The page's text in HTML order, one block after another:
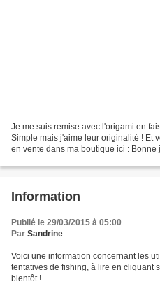
Je me suis remise avec l'origami en
Simple mais j'aime leur originalité ! Et
en vente dans
Information
Publié le 29/03/2015 à 05:00
Par Sandrine
Voici une information concernant les
tentatives de fishing, à lire en cliquant sur le lien
bientôt !